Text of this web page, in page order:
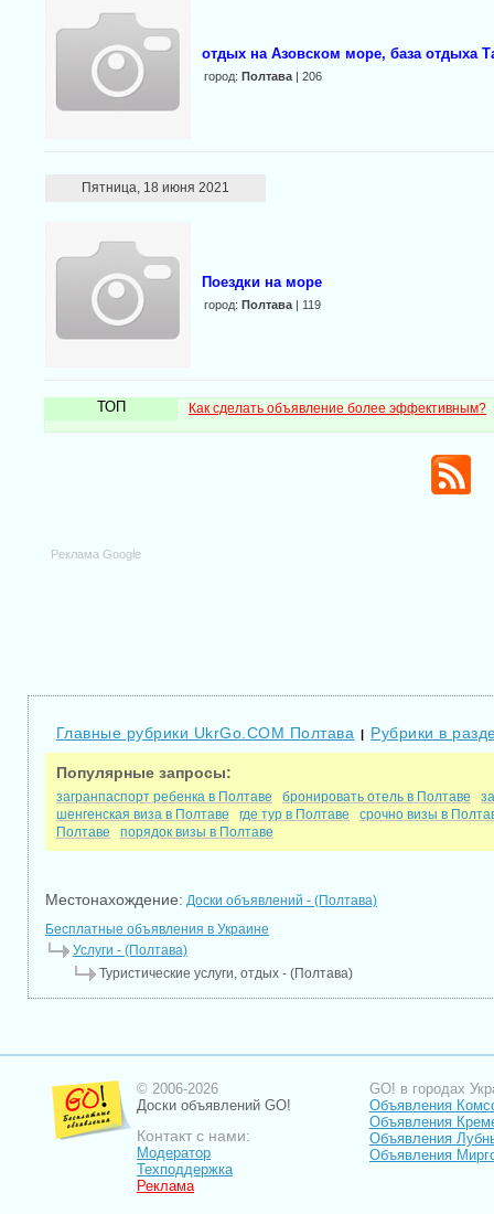
отдых на Азовском море, база отдыха
город: Полтава| 206
Пятница, 18 июня 2021
Поездки на море
город: Полтава| 119
ТОП Как сделать объявление более эффективным?
Реклама Google
Главные рубрики UkrGo.COM Полтава | Рубрики в
Популярные запросы:
загранпаспорт ребенка в Полтаве бронировать отель в Полтаве
шенгенская виза в Полтаве
где тур в Полтаве
срочно визы в
Полтаве
порядок визы в Полтаве
Местонахождение: Доски объявлений - (Полтава)
Бесплатные объявления в Украине
Услуги - (Полтава)
Туристические услуги, отдых - (Полтава)
© 2006-2026
Доски объявлений GO!
Контакт с нами:
Модератор
Техподдержка
Реклама
GO! в городах
Объявления
Объявления
Объявления
Объявления